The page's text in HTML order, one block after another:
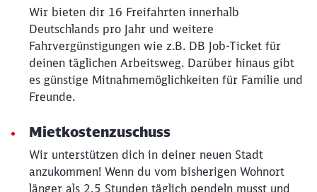
Wir bieten dir 16 Freifahrten innerhalb
Deutschlands pro Jahr und weitere
Fahrvergünstigungen wie z.B. DB Job-Ticket für
deinen täglichen Arbeitsweg. Darüber hinaus gibt
es günstige Mitnahmemöglichkeiten für Familie und
Freunde.
Mietkostenzuschuss
Wir unterstützen dich in deiner neuen Stadt
anzukommen! Wenn du vom bisherigen Wohnort
länger als 2,5 Stunden täglich pendeln musst und